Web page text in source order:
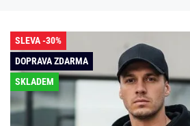
SLEVA -30%
DOPRAVA ZDARMA
SKLADEM